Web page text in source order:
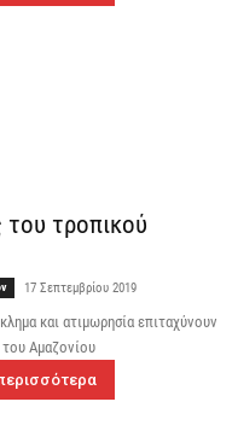
του τροπικού
17 Σεπτεμβρίου 2019
και ατιμωρησία επιταχύνουν
Αμαζονίου